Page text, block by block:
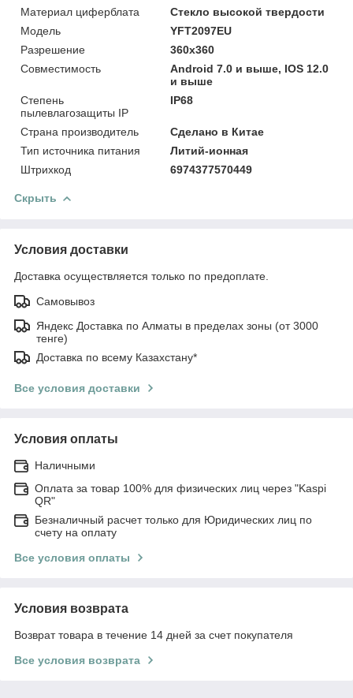
Материал циферблата
Стекло высокой твердости
Модель
YFT2097EU
Разрешение
360x360
Совместимость
Android 7.0 и выше, IOS 12.0
и выше
Степень
пылевлагозащиты IP
IP68
Страна производитель
Сделано в Китае
Тип источника питания
Литий-ионная
Штрихкод
6974377570449
Скрыть
Условия доставки
Доставка осуществляется только по предоплате.
Самовывоз
Яндекс Доставка по Алматы в пределах зоны (от 3000
тенге)
Доставка по всему Казахстану*
Все условия доставки
Условия оплаты
Наличными
Оплата за товар 100% для физических лиц через "Kaspi
QR"
Безналичный расчет только для Юридических лиц по
счету на оплату
Все условия оплаты
Условия возврата
Возврат товара в течение 14 дней за счет покупателя
Все условия возврата